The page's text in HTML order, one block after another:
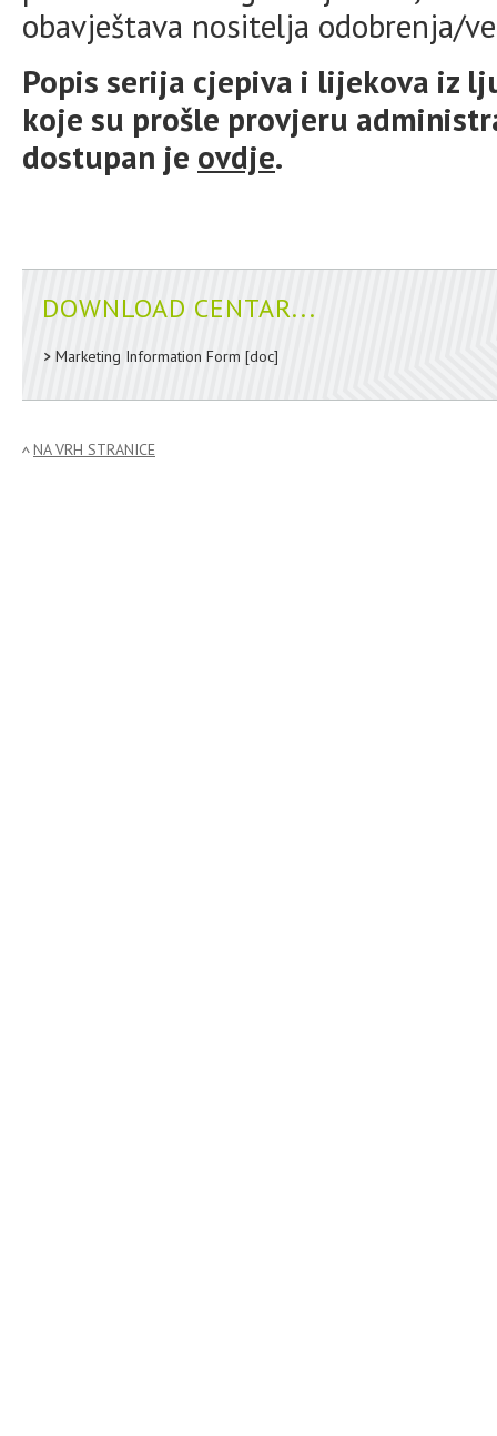
obavještava nositelja odobrenja/
Popis serija cjepiva i lijekova iz
koje su prošle provjeru
dostupan je ovdje.
DOWNLOAD CENTAR...
Marketing Information Form [doc]
NA VRH STRANICE